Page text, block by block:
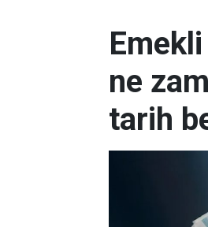
ne
tarih